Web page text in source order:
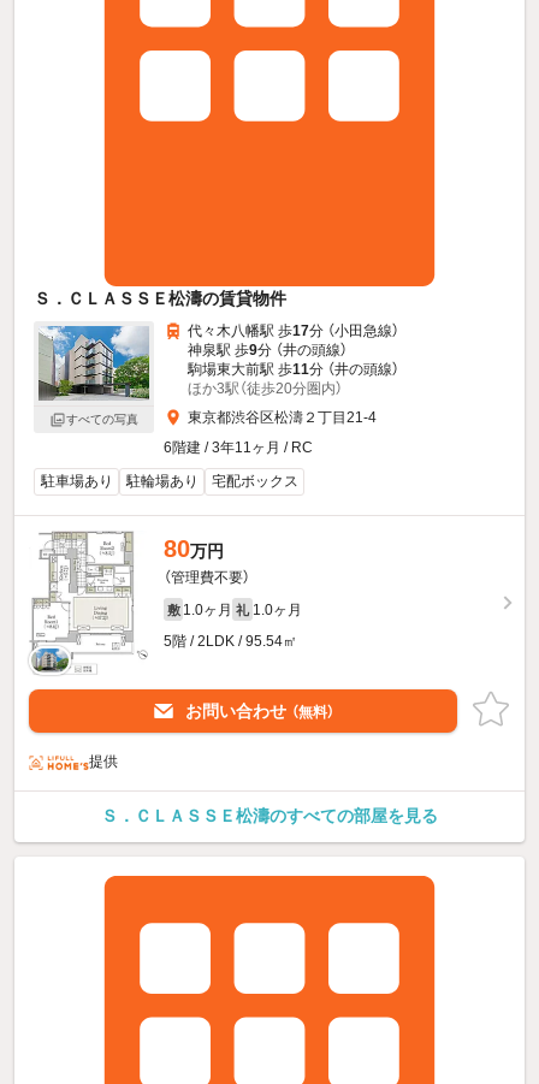
Ｓ．ＣＬＡＳＳＥ松濤の賃貸物件
すべての写真
代々木八幡駅 歩17分 （小田急線）
神泉駅 歩9分 （井の頭線）
駒場東大前駅 歩11分 （井の頭線）
ほか3駅（徒歩20分圏内）
東京都渋谷区松濤２丁目21-4
6階建 / 3年11ヶ月 / RC
駐車場あり
駐輪場あり 宅配ボックス
80万円
（管理費不要）
敷 1.0ヶ月 礼 1.0ヶ月
5階 / 2LDK / 95.54㎡
お問い合わせ （無料）
提供
Ｓ．ＣＬＡＳＳＥ松濤のすべての部屋を見る